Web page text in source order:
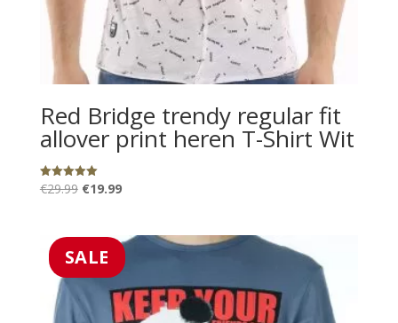
Red Bridge trendy regular fit
allover print heren T-Shirt Wit
Gewaardeerd
5.00
€29.99 Oorspronkelijke
€29.99.
€19.99Huidige
€19.99.
SALE